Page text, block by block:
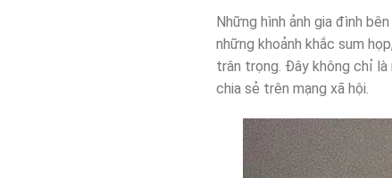
Những hình ảnh gia đình
những khoảnh khắc sum
trân trọng. Đây không chỉ là
chia sẻ trên mạng xã hội.